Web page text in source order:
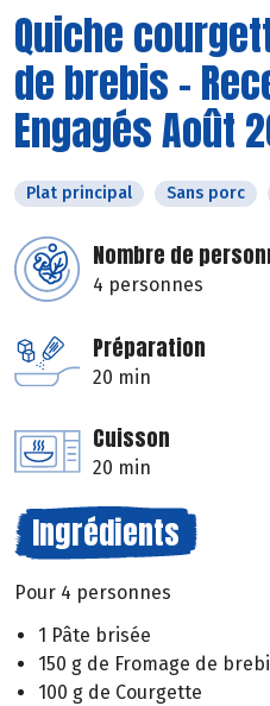
Quiche
de brebis -
Engagés Août
Plat principal Sans porc
Nombre de
4 personnes
Préparation
20 min
Cuisson
20 min
Ingrédients
Pour 4 personnes
1 Pâte brisée
150 g de Fromage de
100 g de Courgette